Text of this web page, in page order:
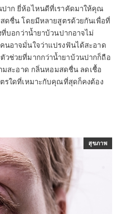
าก ยี่ห้อไหนดีที่เราคัดมาให้คุณ
ดชื่น โดยมีหลายสูตรด้วยกันเพื่อที่
ที่บอกว่าน้ำยาบ้วนปากอาจไม่
นอาจมั่นใจว่าแปรงฟันได้สะอาด
วช่วยที่มากกว่าน้ำยาบ้วนปากก็ถือ
มสะอาด กลิ่นหอมสดชื่น ลดเชื้อ
รใดที่เหมาะกับคุณที่สุดก็คงต้อง
สุขภาพ